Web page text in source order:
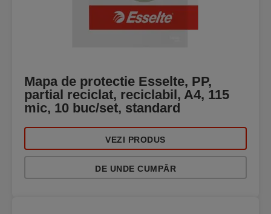
Mapa de protectie Esselte, PP,
partial reciclat, reciclabil, A4, 115
mic, 10 buc/set, standard
VEZI PRODUS
DE UNDE CUMPĂR